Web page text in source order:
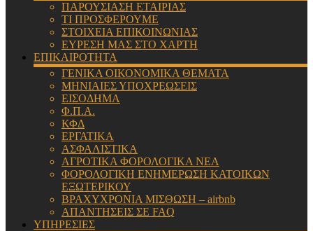
ΠΑΡΟΥΣΙΑΣΗ ΕΤΑΙΡΙΑΣ
ΤΙ ΠΡΟΣΦΕΡΟΥΜΕ
ΣΤΟΙΧΕΙΑ ΕΠΙΚΟΙΝΩΝΙΑΣ
ΕΥΡΕΣΗ ΜΑΣ ΣΤΟ ΧΑΡΤΗ
ΕΠΙΚΑΙΡΟΤΗΤΑ
ΓΕΝΙΚΑ ΟΙΚΟΝΟΜΙΚΑ ΘΕΜΑΤΑ
ΜΗΝΙΑΙΕΣ ΥΠΟΧΡΕΩΣΕΙΣ
ΕΙΣΟΔΗΜΑ
Φ.Π.Α.
ΚΦΔ
ΕΡΓΑΤΙΚΑ
ΑΣΦΑΛΙΣΤΙΚΑ
ΑΓΡΟΤΙΚΑ ΦΟΡΟΛΟΓΙΚΑ ΝΕΑ
ΦΟΡΟΛΟΓΙΚΗ ΕΝΗΜΕΡΩΣΗ ΚΑΤΟΙΚΩΝ
ΕΞΩΤΕΡΙΚΟΥ
ΒΡΑΧΥΧΡΟΝΙΑ ΜΙΣΘΩΣΗ – airbnb
ΑΠΑΝΤΗΣΕΙΣ ΣΕ FAQ
ΥΠΗΡΕΣΙΕΣ